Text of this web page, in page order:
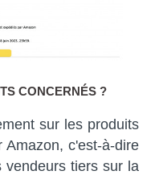
CONCERNÉS ?
sur les produits
Amazon, c'est-à-dire
vendeurs tiers sur la